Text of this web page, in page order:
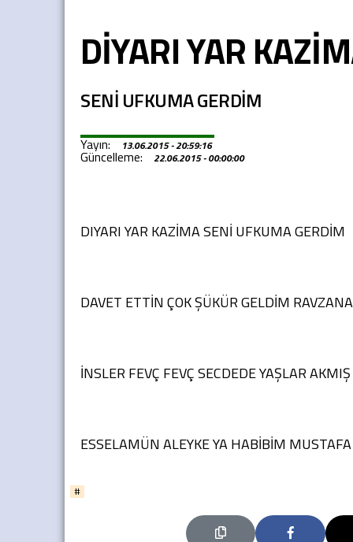
DİYARI YAR
SENİ UFKUMA GERDİM
Yayın: 13.06.2015 - 20:59:16
Güncelleme: 22.06.2015 - 00:00:00
DIYARI YAR KAZİMA SENİ UFKUMA GERDİM
DAVET ETTİN ÇOK ŞÜKÜR GELDİM
İNSLER FEVÇ FEVÇ SECDEDE YAŞLAR
ESSELAMÜN ALEYKE YA HABİBİM MUSTAFA
#